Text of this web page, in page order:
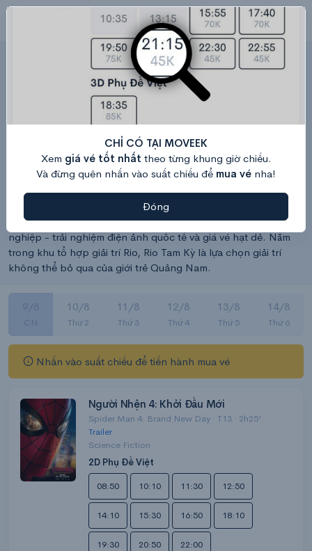
Rio Tam Kỳ – Lịch chiếu & Giá vé hôm
Hệ thống rạp Rio Cinemas
dàng - nhanh chóng tại Moveek. Rạp Rio Tam Kỳ nằm ở
đường Bạch Đằng - Tam Kỳ, được xây dựng với tiêu chuẩn rạp
Hollywood, chuẩn âm thanh Dolby 7.1, màn hình lớn, sắc
nét. Rio Tam Kỳ là rạp chiếu phim thứ 2 thuộc hệ thống Rio
Cinema - 1 chuỗi rạp chiếu phim thuộc sở hữu nội địa. Dù là
rạp nội địa nhưng Rio Cinemas Tam Kỳ cam kết dịch vụ chuyên
nghiệp - trải nghiệm điện ảnh quốc tế và giá vé hạt dẻ. Nằm
trong khu tổ hợp giải trí Rio, Rio Tam Kỳ là lựa chọn giải trí
không thể bỏ qua của giới trẻ Quảng Nam.
9/8
CN
10/8
Thứ 2
11/8
Thứ 3
12/8
Thứ 4
13/8
Thứ 5
14/8
Thứ 6
Nhấn vào suất chiếu để tiến hành mua vé
Người Nhện 4: Khởi Đầu Mới
Spider Man 4: Brand New Day · T13 · 2h25' ·
Trailer
Science Fiction
2D Phụ Đề Việt
08:50
10:10 11:30 12:50
14:10 15:30 16:50 18:10
19:30 20:50 22:00
CHỈ CÓ TẠI MOVEEK
Xem giá vé tốt nhất theo từng khung giờ chiếu.
Và đừng quên nhấn vào suất chiếu để mua vé nha!
Đóng